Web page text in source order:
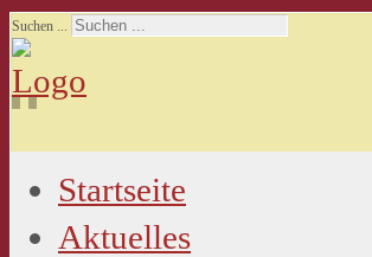
Suchen ...
Startseite
Aktuelles